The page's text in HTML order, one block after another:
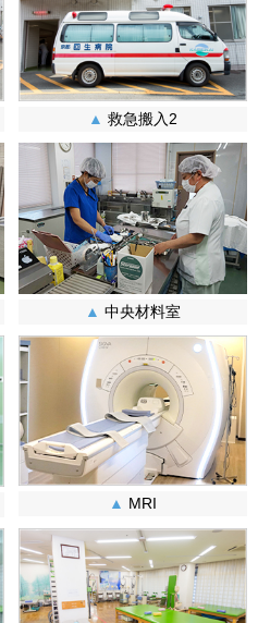
▲ 救急搬入2
▲ 中央材料室
▲ MRI